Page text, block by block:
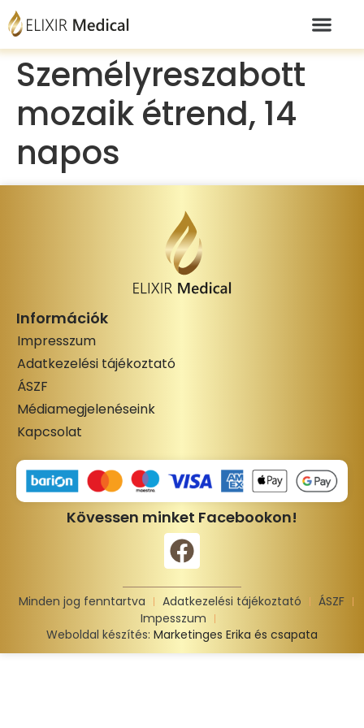
Személyreszabott
mozaik étrend, 14
napos
Információk
Impresszum
Adatkezelési tájékoztató
ÁSZF
Médiamegjelenéseink
Kapcsolat
Kövessen minket Facebookon!
Minden jog fenntartva Adatkezelési tájékoztató
ÁSZF
Impesszum
Weboldal készítés: Marketinges Erika és csapata